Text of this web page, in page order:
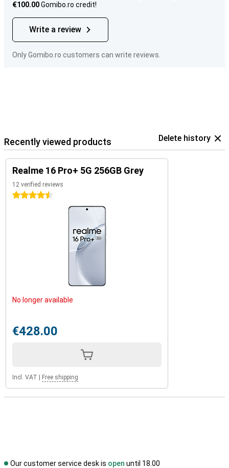
€100.00Gomibo.ro credit!
Write a review
Only Gomibo.ro customers can write reviews.
Recently viewed products Delete history
Realme 16 Pro+ 5G 256GB Grey
12 verified reviews
4.5 stars
No longer available
€428.00
Incl. VAT Free shipping
Our customer service desk is open until 18.00